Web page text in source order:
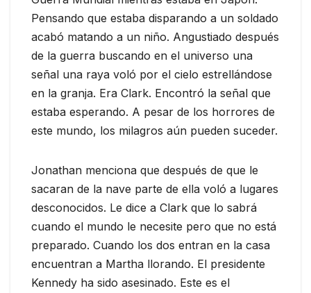
Pensando que estaba disparando a un soldado
acabó matando a un niño. Angustiado después
de la guerra buscando en el universo una
señal una raya voló por el cielo estrellándose
en la granja. Era Clark. Encontró la señal que
estaba esperando. A pesar de los horrores de
este mundo, los milagros aún pueden suceder.
Jonathan menciona que después de que le
sacaran de la nave parte de ella voló a lugares
desconocidos. Le dice a Clark que lo sabrá
cuando el mundo le necesite pero que no está
preparado. Cuando los dos entran en la casa
encuentran a Martha llorando. El presidente
Kennedy ha sido asesinado. Este es el